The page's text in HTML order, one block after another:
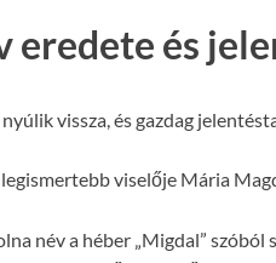
eredete és
vissza, és gazdag
viselője Mária
név a héber „Migdal” szóból